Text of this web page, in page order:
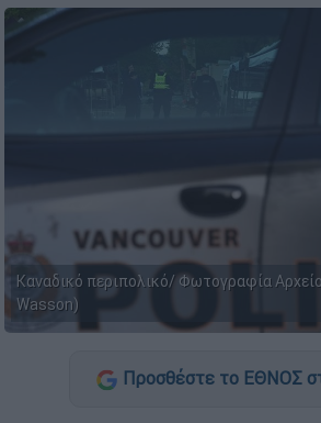
Καναδικό περιπολικό/ Φωτογραφία
Wasson)
Προσθέστε το ΕΘΝΟΣ